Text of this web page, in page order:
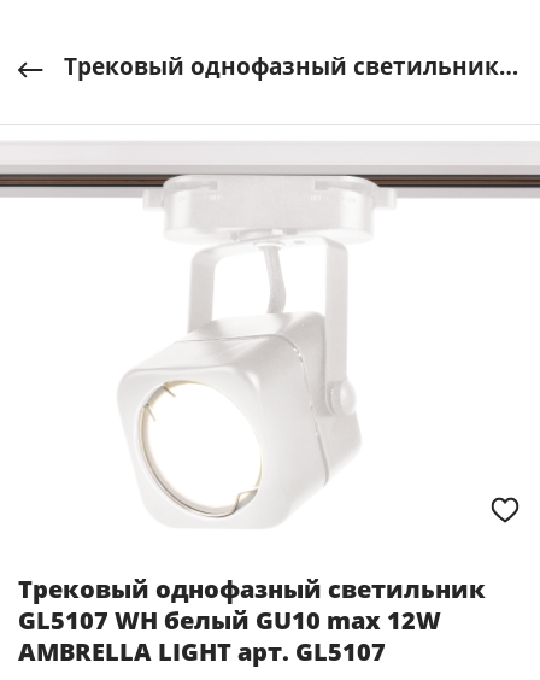
Трековый однофазный светильник GL5107 WH белый GU10 max 12W AMBRELLA LIGHT арт. GL5107
Трековый однофазный светильник
GL5107 WH белый GU10 max 12W
AMBRELLA LIGHT арт. GL5107